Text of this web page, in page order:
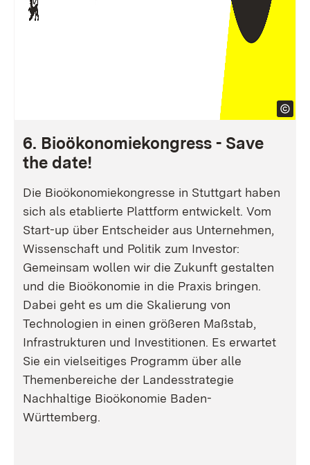
6. Bioökonomiekongress - Save
the date!
Die Bioökonomiekongresse in Stuttgart haben
sich als etablierte Plattform entwickelt. Vom
Start-up über Entscheider aus Unternehmen,
Wissenschaft und Politik zum Investor:
Gemeinsam wollen wir die Zukunft gestalten
und die Bioökonomie in die Praxis bringen.
Dabei geht es um die Skalierung von
Technologien in einen größeren Maßstab,
Infrastrukturen und Investitionen. Es erwartet
Sie ein vielseitiges Programm über alle
Themenbereiche der Landesstrategie
Nachhaltige Bioökonomie Baden-
Württemberg.